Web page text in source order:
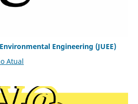
Engineering (JUEE)
Atual